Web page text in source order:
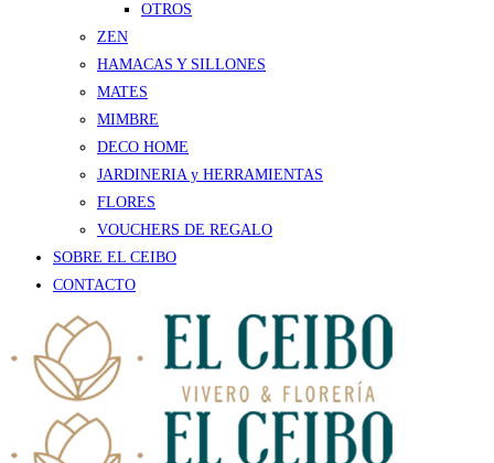
OTROS
ZEN
HAMACAS Y SILLONES
MATES
MIMBRE
DECO HOME
JARDINERIA y HERRAMIENTAS
FLORES
VOUCHERS DE REGALO
SOBRE EL CEIBO
CONTACTO